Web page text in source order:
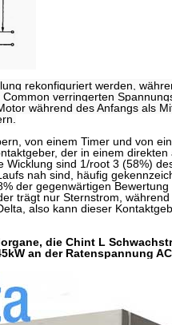
rekonfiguriert werden,
verringerten
während des Anfangs als
von einem Timer und von
der in einem
sind 1/root 3 (58%)
nah sind, häufig
der gegenwärtigen
trägt nur Sternstrom,
also kann dieser
die Chint L
an der Ratenspannung